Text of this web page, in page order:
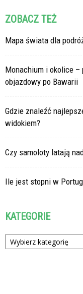
ZOBACZ TEŻ
Mapa świata dla
Monachium i okolice –
objazdowy po Bawarii
Gdzie znaleźć
widokiem?
Czy samoloty latają
Ile jest stopni w
KATEGORIE
Kategorie